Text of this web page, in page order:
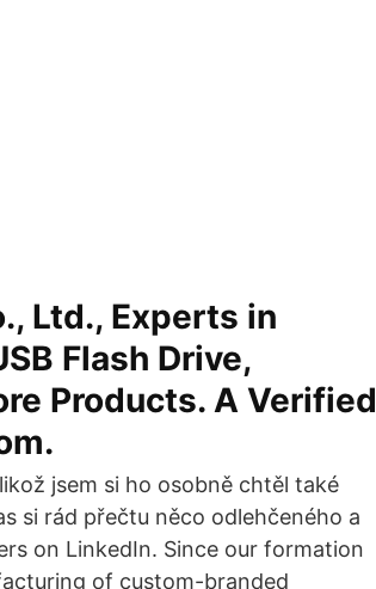
Ltd., Experts in
Flash Drive,
Products. A Verified
jsem si ho osobně chtěl také
si rád přečtu něco odlehčeného a
on LinkedIn. Since our formation
of custom-branded